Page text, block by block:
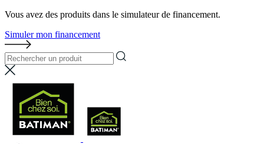
Vous avez des produits dans le simulateur de financement.
Simuler mon financement